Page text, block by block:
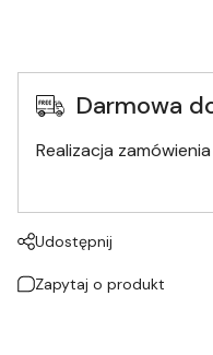
Darmowa
Realizacja
Udostępnij
Zapytaj o produkt